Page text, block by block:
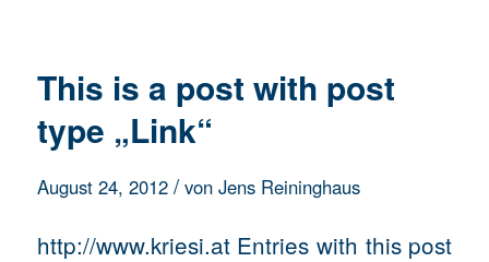
This is a post with post
type „Link“
August 24, 2012 / von Jens Reininghaus
http://www.kriesi.at Entries with this post